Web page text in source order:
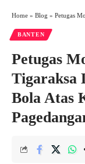
Home » Blog » Petugas Mobile
BANTEN
Petugas
Tigaraksa
Bola Atas